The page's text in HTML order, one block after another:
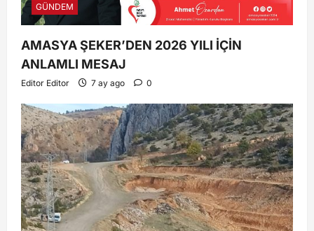
GÜNDEM
AMASYA ŞEKER’DEN 2026 YILI İÇİN
ANLAMLI MESAJ
Editor Editor 7 ay ago 0